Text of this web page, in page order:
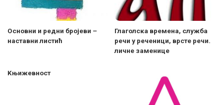
Основни и редни бројеви –
наставни листић
Глаголска времена, служба
речи у реченици, врсте речи.
личне заменице
Kњижевност